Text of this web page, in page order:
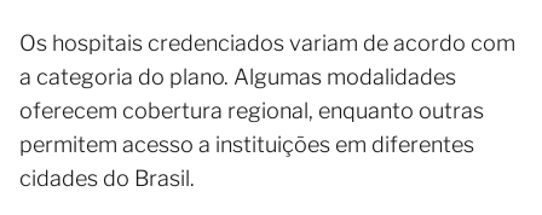
Os hospitais credenciados variam de acordo com
a categoria do plano. Algumas modalidades
oferecem cobertura regional, enquanto outras
permitem acesso a instituições em diferentes
cidades do Brasil.